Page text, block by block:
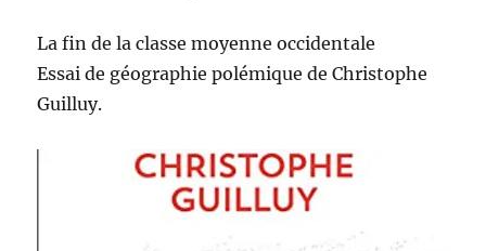
La fin de la classe moyenne occidentale
Essai de géographie polémique de Christophe
Guilluy.